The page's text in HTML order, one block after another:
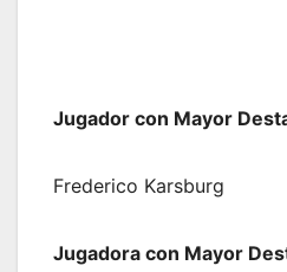
Jugador con Mayor
Frederico Karsburg
Jugadora con Mayor